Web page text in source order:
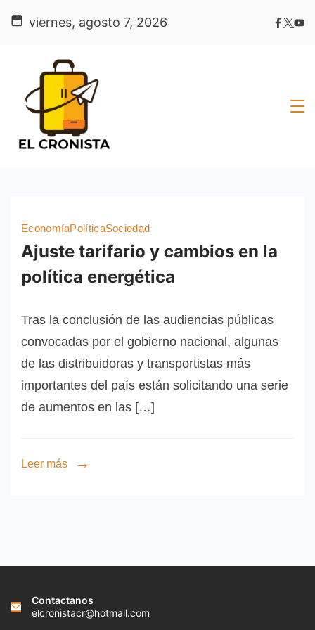
viernes, agosto 7, 2026
EconomíaPolíticaSociedad
Ajuste tarifario y cambios en la
política energética
Tras la conclusión de las audiencias públicas
convocadas por el gobierno nacional, algunas
de las distribuidoras y transportistas más
importantes del país están solicitando una serie
de aumentos en las […]
Leer más
Contactanos
elcronistacr@hotmail.com